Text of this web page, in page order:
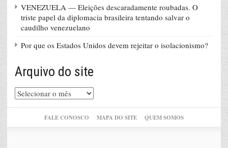
VENEZUELA — Eleições descaradamente roubadas. O
triste papel da diplomacia brasileira tentando salvar o
caudilho venezuelano
Por que os Estados Unidos devem rejeitar o isolacionismo?
Arquivo do site
Arquivo
do
FALE CONOSCO MAPA DO SITE QUEM SOMOS